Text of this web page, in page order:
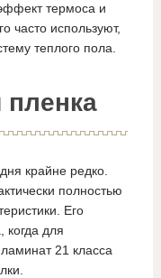
термоса и
часто используют,
теплого пола.
пленка
крайне редко.
полностью
Его
когда для
21 класса